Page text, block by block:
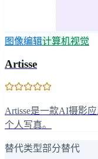
图像编辑计算机视觉
Artisse
Artisse是一款AI摄影
个人写真。
替代类型部分替代